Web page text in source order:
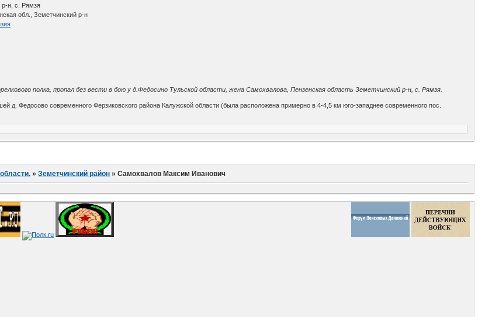
р-н, с. Рямзя
обл., Земетчинский р-н
полка, пропал без вести в бою у д.Федосино Тульской области, жена Самохвалова, Пензенская область Земетчинский р-н, с. Рямзя.
д. Федосово современного Ферзиковского района Калужской области (была расположена примерно в 4-4,5 км юго-западнее современного пос.
»Земетчинский район »Самохвалов Максим Иванович